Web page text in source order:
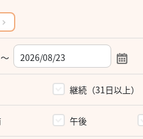
～
継続（31日以上）
午後